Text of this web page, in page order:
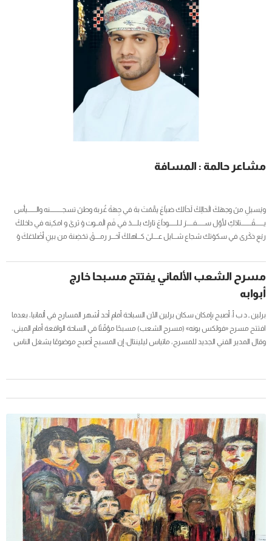
تنظيم السلسلة، والتي تُعد الأول من...
مشاعر حالمة : المسافة
ويْسيلِ منْ وجهَكَ الْحالِكْ لَحاْلك ضياْعْ يمَّمْتَ بهْ في جِهَةْ غُربة وطنْ تسجــــــــــنه والـــــــيأس
يـــــــقْــــــــتادَكِ لْأوّل ســــــفـــــرْ لـلــــــوداْعْ تارك بلــــدْ في فَمِ الْمــوت وْ ثرىْ و امكـِنه في داخلكْ
ربْعِ ذكْرى في سكوْتك شجاع شـــايل عــــلىْ كـــاهلكْ آخـــر رمــــقْ تحْضِنهْ من بينِ أضْلاعَكَ وْ
مسرح الشعب الألماني يفتتح مسبحا خارج
أبوابه
برلين ـ د ب أ: أصبح بإمكان سكان برلين الآن السباحة أمام أحد أشهر المسارح في ألمانيا، بعدما
افتتح مسرح «فولكس بونه» (مسرح الشعب) مسبحًا مؤقّتًا في الساحة الواقعة أمام المبنى،
وقال المدير الفني الجديد للمسرح، ماتياس ليلينتال: إن المسبح أصبح موضوعًا يشغل الناس
تماما»،...